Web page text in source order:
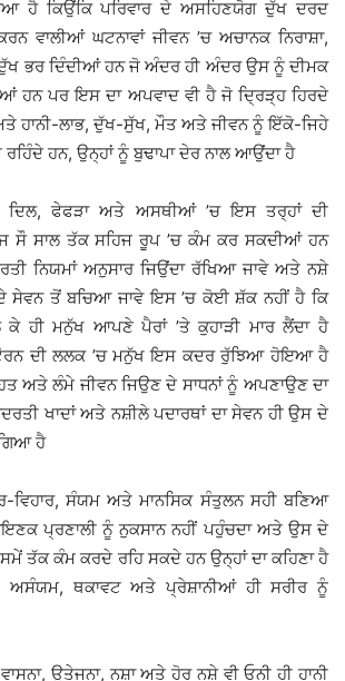
ਹੈ ਕਿਉਂਕਿ ਪਰਿਵਾਰ ਦੇ ਅਸਹਿਣਯੋਗ ਦੁੱਖ ਦਰਦ
ਵਾਲੀਆਂ ਘਟਨਾਵਾਂ ਜੀਵਨ ’ਚ ਅਚਾਨਕ ਨਿਰਾਸ਼ਾ,
ਭਰ ਦਿੰਦੀਆਂ ਹਨ ਜੋ ਅੰਦਰ ਹੀ ਅੰਦਰ ਉਸ ਨੂੰ ਦੀਮਕ
ਹਨ ਪਰ ਇਸ ਦਾ ਅਪਵਾਦ ਵੀ ਹੈ ਜੋ ਦ੍ਰਿੜ੍ਹ ਹਿਰਦੇ
ਹਾਨੀ-ਲਾਭ, ਦੁੱਖ-ਸੁੱਖ, ਮੌਤ ਅਤੇ ਜੀਵਨ ਨੂੰ ਇੱਕੋ-ਜਿਹੇ
ਹਨ, ਉਨ੍ਹਾਂ ਨੂੰ ਬੁਢਾਪਾ ਦੇਰ ਨਾਲ ਆਉਂਦਾ ਹੈ
ਦਿਲ, ਫੇਫੜਾ ਅਤੇ ਅਸਥੀਆਂ ’ਚ ਇਸ ਤਰ੍ਹਾਂ ਦੀ
ਸੌ ਸਾਲ ਤੱਕ ਸਹਿਜ ਰੂਪ ’ਚ ਕੰਮ ਕਰ ਸਕਦੀਆਂ ਹਨ
ਨਿਯਮਾਂ ਅਨੁਸਾਰ ਜਿਉਂਦਾ ਰੱਖਿਆ ਜਾਵੇ ਅਤੇ ਨਸ਼ੇ
ਸੇਵਨ ਤੋਂ ਬਚਿਆ ਜਾਵੇ ਇਸ ’ਚ ਕੋਈ ਸ਼ੱਕ ਨਹੀਂ ਹੈ ਕਿ
ਹੀ ਮਨੁੱਖ ਆਪਣੇ ਪੈਰਾਂ ’ਤੇ ਕੁਹਾੜੀ ਮਾਰ ਲੈਂਦਾ ਹੈ
ਦੀ ਲਲਕ ’ਚ ਮਨੁੱਖ ਇਸ ਕਦਰ ਰੁੱਝਿਆ ਹੋਇਆ ਹੈ
ਅਤੇ ਲੰਮੇ ਜੀਵਨ ਜਿਉਣ ਦੇ ਸਾਧਨਾਂ ਨੂੰ ਅਪਣਾਉਣ ਦਾ
ਖਾਦਾਂ ਅਤੇ ਨਸ਼ੀਲੇ ਪਦਾਰਥਾਂ ਦਾ ਸੇਵਨ ਹੀ ਉਸ ਦੇ
ਹੈ
ਵਿਹਾਰ, ਸੰਯਮ ਅਤੇ ਮਾਨਸਿਕ ਸੰਤੁਲਨ ਸਹੀ ਬਣਿਆ
ਪ੍ਰਣਾਲੀ ਨੂੰ ਨੁਕਸਾਨ ਨਹੀਂ ਪਹੁੰਚਦਾ ਅਤੇ ਉਸ ਦੇ
ਤੱਕ ਕੰਮ ਕਰਦੇ ਰਹਿ ਸਕਦੇ ਹਨ ਉਨ੍ਹਾਂ ਦਾ ਕਹਿਣਾ ਹੈ
ਅਸੰਯਮ, ਥਕਾਵਟ ਅਤੇ ਪ੍ਰੇਸ਼ਾਨੀਆਂ ਹੀ ਸਰੀਰ ਨੂੰ
ਉਤੇਜਨਾ, ਨਸ਼ਾ ਅਤੇ ਹੋਰ ਨਸ਼ੇ ਵੀ ਓਨੀ ਹੀ ਹਾਨੀ